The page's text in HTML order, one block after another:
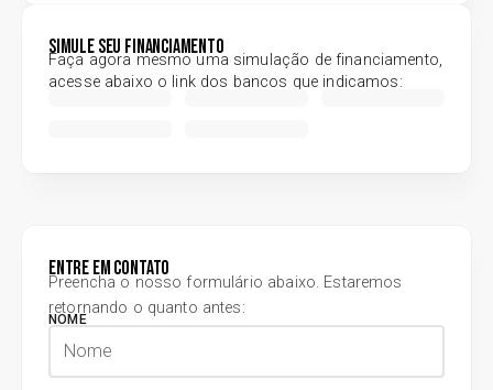
Simule seu financiamento
Faça agora mesmo uma simulação de financiamento,
acesse abaixo o link dos bancos que indicamos:
Entre em contato
Preencha o nosso formulário abaixo. Estaremos
retornando o quanto antes:
NOME